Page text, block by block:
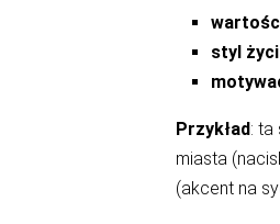
styl
Przykład: ta
miasta
(akcent na